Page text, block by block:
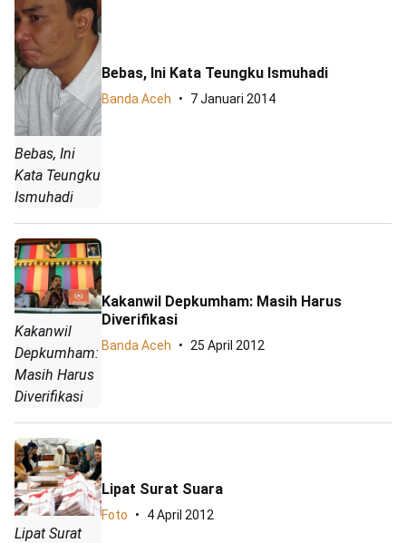
Bebas, Ini
Kata Teungku
Ismuhadi
Bebas, Ini Kata Teungku Ismuhadi
Banda Aceh 7 Januari 2014
Kakanwil
Depkumham:
Masih Harus
Diverifikasi
Kakanwil Depkumham: Masih Harus
Diverifikasi
Banda Aceh 25 April 2012
Lipat Surat
Lipat Surat Suara
Foto 4 April 2012